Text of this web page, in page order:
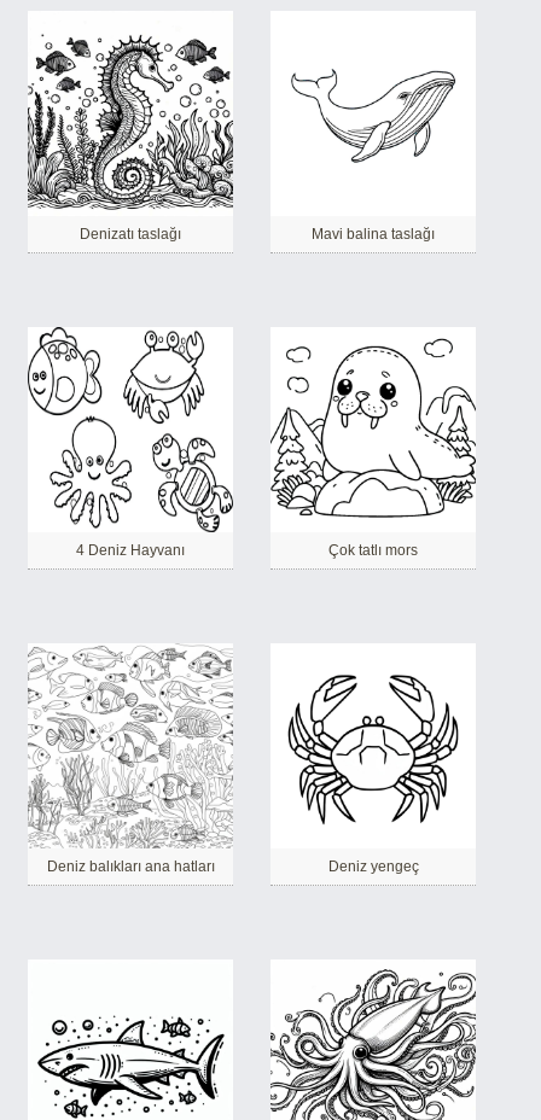
Denizatı taslağı Mavi balina taslağı
4 Deniz Hayvanı Çok tatlı mors
Deniz balıkları ana hatları Deniz yengeç